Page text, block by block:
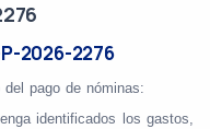
2026-2276
pago de nóminas:
identificados los gastos,